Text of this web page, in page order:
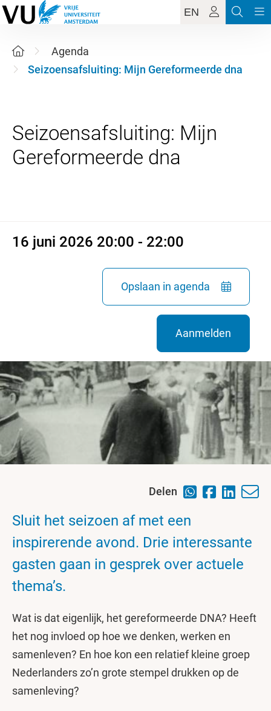
EN
Agenda
Seizoensafsluiting: Mijn Gereformeerde dna
Seizoensafsluiting: Mijn
16 juni 2026 20:00 - 22:00
Opslaan in agenda
Aanmelden
Delen
Sluit het seizoen af met een
inspirerende avond. Drie interessante
gasten gaan in gesprek over actuele
thema’s.
Wat is dat eigenlijk, het gereformeerde DNA? Heeft
het nog invloed op hoe we denken, werken en
samenleven? En hoe kon een relatief kleine groep
Nederlanders zo’n grote stempel drukken op de
samenleving?